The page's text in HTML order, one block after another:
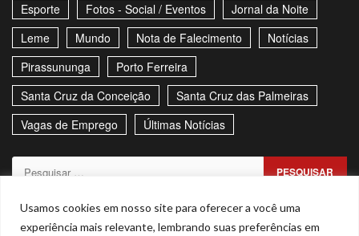
Usamos cookies em nosso site para oferecer a você uma
experiência mais relevante, lembrando suas preferências em
Esporte
Fotos - Social / Eventos
Jornal da Noite
Leme
Mundo Nota de Falecimento
Notícias
Pirassununga
Porto Ferreira
Santa Cruz da Conceição
Santa Cruz das Palmeiras
Vagas de Emprego
Últimas Notícias
Pesquisar
Sitemap Política de Privacidade Contato